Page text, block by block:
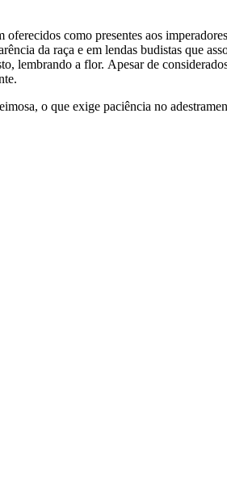
como presentes aos
da raça e em lendas budistas que
lembrando a flor. Apesar de
o que exige paciência no